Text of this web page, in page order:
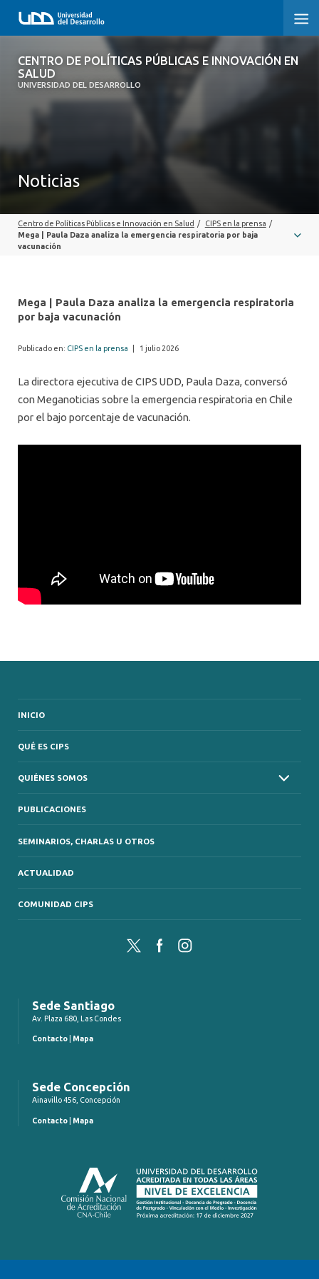
CENTRO DE POLÍTICAS PÚBLICAS E INNOVACIÓN EN
SALUD
UNIVERSIDAD DEL DESARROLLO
CENTRO DE POLÍTICAS PÚBLICAS E
INNOVACIÓN EN SALUD
QUIÉNES SOMOS
SEMINARIOS, CHARLAS U OTROS
COMUNIDAD CIPS
Noticias
Centro de Políticas Públicas e Innovación en Salud / CIPS en la prensa /
Mega | Paula Daza analiza la emergencia respiratoria por baja
vacunación
Mega | Paula Daza analiza la emergencia respiratoria
por baja vacunación
Publicado en: CIPS en la prensa 1 julio 2026
La directora ejecutiva de CIPS UDD, Paula Daza, conversó
con Meganoticias sobre la emergencia respiratoria en Chile
por el bajo porcentaje de vacunación.
INICIO
QUÉ ES CIPS
QUIÉNES SOMOS
PUBLICACIONES
SEMINARIOS, CHARLAS U OTROS
ACTUALIDAD
COMUNIDAD CIPS
Twitter FacebookInstagram
Sede Santiago
Av. Plaza 680, Las Condes
Contacto Mapa
Sede Concepción
Ainavillo 456, Concepción
Contacto Mapa